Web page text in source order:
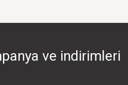
ve indirimleri